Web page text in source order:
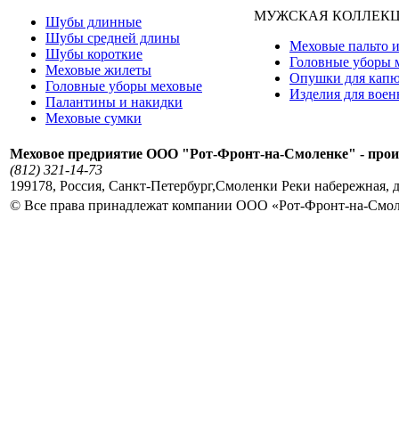
Шубы длинные
Шубы средней длины
Шубы короткие
Меховые жилеты
Головные уборы меховые
Палантины и накидки
Меховые сумки
МУЖСКАЯ
Меховые пальто
Головные уборы
Опушки для
Изделия для
Меховое предриятие ООО "Рот-Фронт-на-Смоленке" -
(812) 321-14-73
199178, Россия, Санкт-Петербург,Смоленки Реки набережная,
© Все права принадлежат компании ООО «Рот-Фронт-на-